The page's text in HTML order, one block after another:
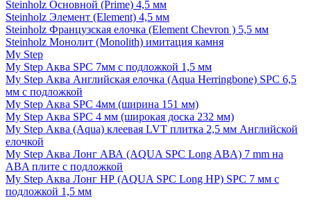
Steinholz Основной (Prime) 4,5 мм
Steinholz Элемент (Element) 4,5 мм
Steinholz Французская елочка (Element Chevron ) 5,5 мм
Steinholz Монолит (Monolith) имитация камня
My Step
My Step Аква SPC 7мм c подложкой 1,5 мм
My Step Аква Английская елочка (Aqua Herringbone) SPC 6,5
мм с подложкой
My Step Аква SPC 4мм (ширина 151 мм)
My Step Аква SPC 4 мм (широкая доска 232 мм)
My Step Аква (Aqua) клеевая LVT плитка 2,5 мм Английской
елочкой
My Step Аква Лонг АВА (AQUA SPC Long ABA) 7 mm на
ABA плите с подложкой
My Step Аква Лонг НР (AQUA SPC Long HP) SPC 7 мм с
подложкой 1,5 мм